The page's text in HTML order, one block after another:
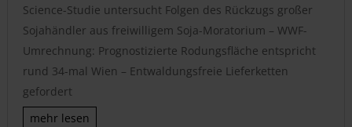
Science-Studie untersucht Folgen des Rückzugs großer
Sojahändler aus freiwilligem Soja-Moratorium – WWF-
Umrechnung: Prognostizierte Rodungsfläche entspricht
rund 34-mal Wien – Entwaldungsfreie Lieferketten
gefordert
mehr lesen